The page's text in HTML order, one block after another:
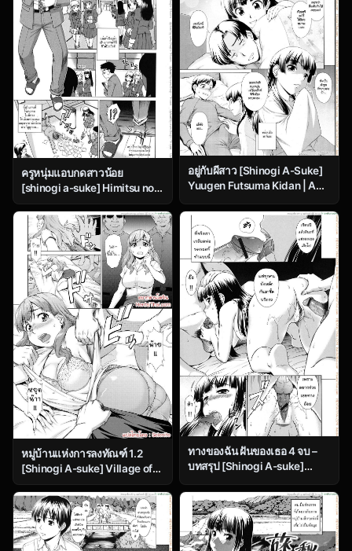
ครูหนุ่มแอบกดสาวน้อย
[shinogi a-suke] Himitsu no
Hanazono | The Secret
Garden
อยู่กับผีสาว [Shinogi A-Suke]
Yuugen Futsuma Kidan | A
Beauty and Exorcism
(COMIC MUJIN 2011-09)
หมู่บ้านแห่งการลงทัณฑ์ 1.2
[Shinogi A-suke] Village of
Prisoners 1 – Part 2
ทางของฉัน ฝันของเธอ 4 จบ –
บทสรุป [Shinogi A-suke]